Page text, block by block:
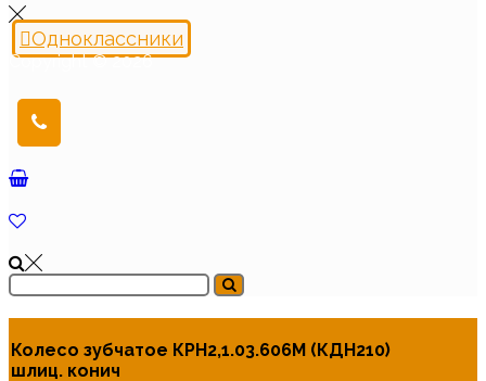
Одноклассники
Copyright © 2026
Колесо зубчатое КРН2,1.03.606М (КДН210)
шлиц. конич